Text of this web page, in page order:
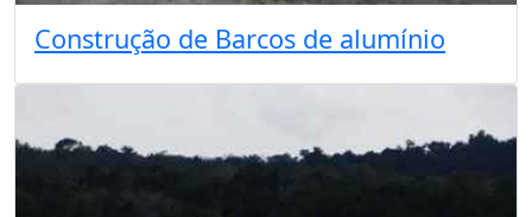
Construção de Barcos de alumínio